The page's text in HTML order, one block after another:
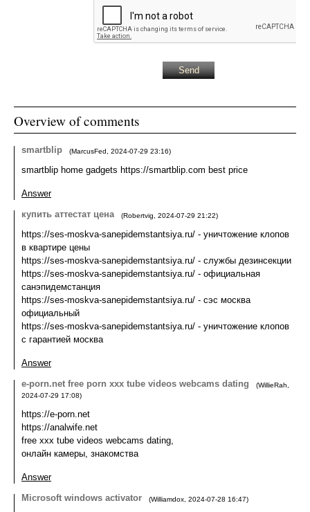
Overview of comments
smartblip (MarcusFed 2024-07-29 23:16)
smartblip home gadgets https://smartblip.com best price
Answer
купить аттестат цена
(Robertvig 2024-07-29 21:22)
https://ses-moskva-sanepidemstantsiya.ru/ - уничтожение клопов
в квартире цены
https://ses-moskva-sanepidemstantsiya.ru/ - службы дезинсекции
https://ses-moskva-sanepidemstantsiya.ru/ - официальная
санэпидемстанция
https://ses-moskva-sanepidemstantsiya.ru/ - сэс москва
официальный
https://ses-moskva-sanepidemstantsiya.ru/ - уничтожение клопов
с гарантией москва
Answer
e-porn.net free porn xxx tube videos webcams dating
(WillieRah
2024-07-29 17:08)
https://e-porn.net
https://analwife.net
free xxx tube videos webcams dating,
онлайн камеры, знакомства
Answer
Microsoft windows activator
(Williamdox 2024-07-28 16:47)